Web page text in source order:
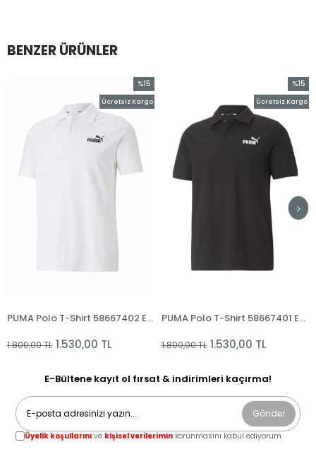
BENZER ÜRÜNLER
PUMA Polo T-Shirt 58667402 ESS Pique Polo Puma White
1.530,00 TL
1.800,00 TL
%15
İndirim
%15İndirim
Ücretsiz Kargo
PUMA Polo T-Shirt 58667401 ESS Pique Polo Puma Black
1.530,00 TL
1.800,00 TL
%15
İndirim
Ücretsiz Kargo
E-Bültene kayıt ol fırsat & indirimleri kaçırma!
Gönder
Üyelik koşullarını ve kişisel verilerimin korunmasını kabul ediyorum.